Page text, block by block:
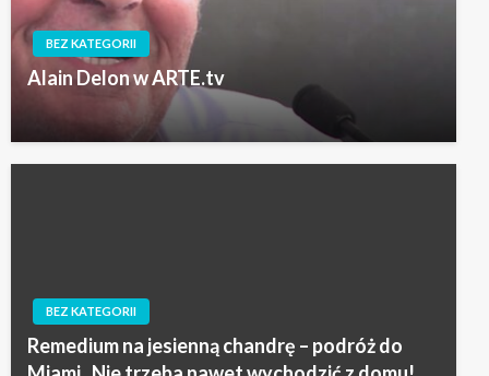
BEZ KATEGORII
Alain Delon w ARTE.tv
BEZ KATEGORII
Remedium na jesienną chandrę – podróż do